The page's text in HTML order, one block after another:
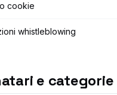
cookie
whistleblowing
e